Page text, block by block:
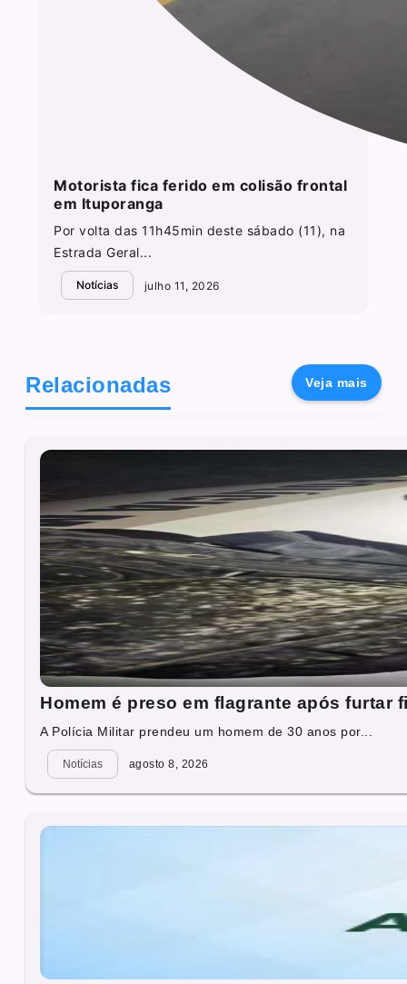
Motorista fica ferido em colisão frontal
em Ituporanga
Por volta das 11h45min deste sábado (11), na
Estrada Geral...
Notícias julho 11, 2026
Relacionadas Veja mais
Homem é preso em flagrante após furtar
A Polícia Militar prendeu um homem de 30 anos por...
Notícias agosto 8, 2026